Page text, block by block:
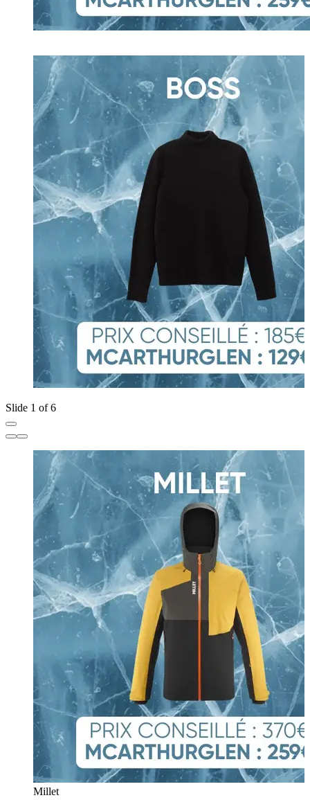
Slide 1 of 6
Millet